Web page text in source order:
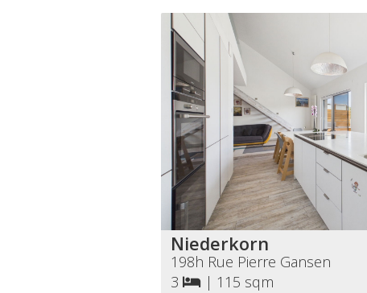
Niederkorn
198h Rue Pierre Gansen
3
| 115 sqm